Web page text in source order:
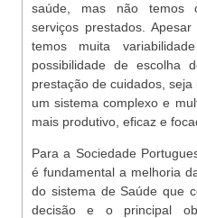
saúde, mas não temos
serviços prestados.
temos muita
possibilidade de escolha
prestação de cuidados,
um sistema complexo e
mais produtivo, eficaz e
Para a Sociedade
é fundamental a melhoria
do sistema de Saúde que
decisão e o principal